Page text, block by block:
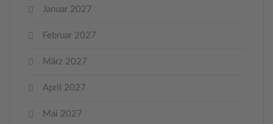
Januar 2027
Februar 2027
März 2027
April 2027
Mai 2027